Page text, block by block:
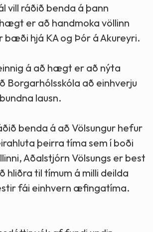
vill ráðið benda á þann
er að handmoka völlinn
bæði hjá KA og Þór á Akureyri.
á að hægt er að nýta
Borgarhólsskóla að einhverju
lausn.
benda á að Völsungur hefur
þeirra tíma sem í boði
Aðalstjórn Völsungs er best
hliðra til tímum á milli deilda
fái einhvern æfingatíma.